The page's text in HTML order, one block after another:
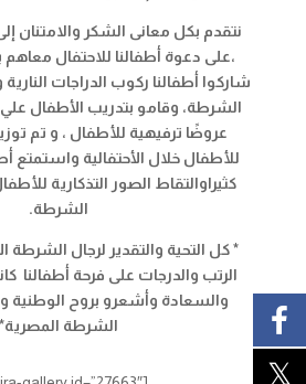
نتقدم بكل معانى الشكر والامتنان
،على دعوة أطفالنا للاحتفال
شاركوا أطفالنا ركوب الدراجات
الشرطة، وقامو بتدريب الأطفال علي
عروضًا ترفيهية للأطفال ، و تم
للأطفال خلال الأحتفالية واستمتع
كثيراوالتقاط الصور التذكارية
الشرطة.
* كل التحية والتقدير لرجال الشرطة
الرتب والدرجات على فرحة أطفالنا
والسعادة وأشعرو بروح الوطنية
الشرطة المصرية*